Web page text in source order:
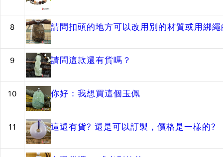
8 請問扣頭的地方可以改用別的材質或用綁
9 請問這款還有貨嗎？
10 你好：我想買這個玉佩
11 這還有貨? 還是可以訂製，價格是一樣的?